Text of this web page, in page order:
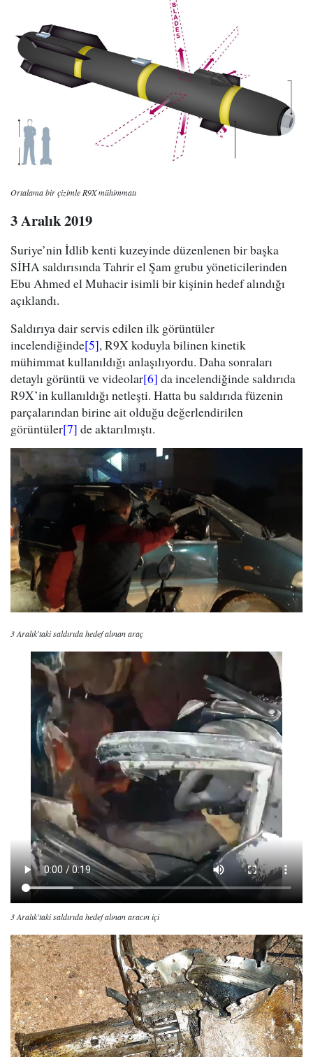
Ortalama bir çizimle R9X mühimmatı
3 Aralık 2019
Suriye’nin İdlib kenti kuzeyinde düzenlenen bir başka
SİHA saldırısında Tahrir el Şam grubu yöneticilerinden
Ebu Ahmed el Muhacir isimli bir kişinin hedef alındığı
açıklandı.
Saldırıya dair servis edilen ilk görüntüler
incelendiğinde[5], R9X koduyla bilinen kinetik
mühimmat kullanıldığı anlaşılıyordu. Daha sonraları
detaylı görüntü ve videolar[6] da incelendiğinde saldırıda
R9X’in kullanıldığı netleşti. Hatta bu saldırıda füzenin
parçalarından birine ait olduğu değerlendirilen
görüntüler[7] de aktarılmıştı.
3 Aralık'taki saldırıda hedef alınan araç
3 Aralık'taki saldırıda hedef alınan aracın içi